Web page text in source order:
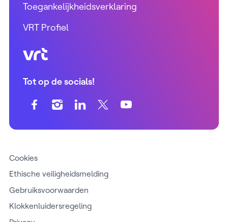
Toegankelijkheidsverklaring
VRT Profiel
VRT (home)
Tot op de socials!
Cookies
Ethische veiligheidsmelding
Gebruiksvoorwaarden
Klokkenluidersregeling